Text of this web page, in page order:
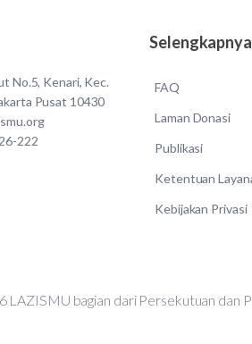
No.5, Kenari, Kec.
Pusat 10430
222
Selengkapnya
FAQ
Laman Donasi
Publikasi
Ketentuan
Kebijakan Privasi
LAZISMU bagian dari Persekutuan dan